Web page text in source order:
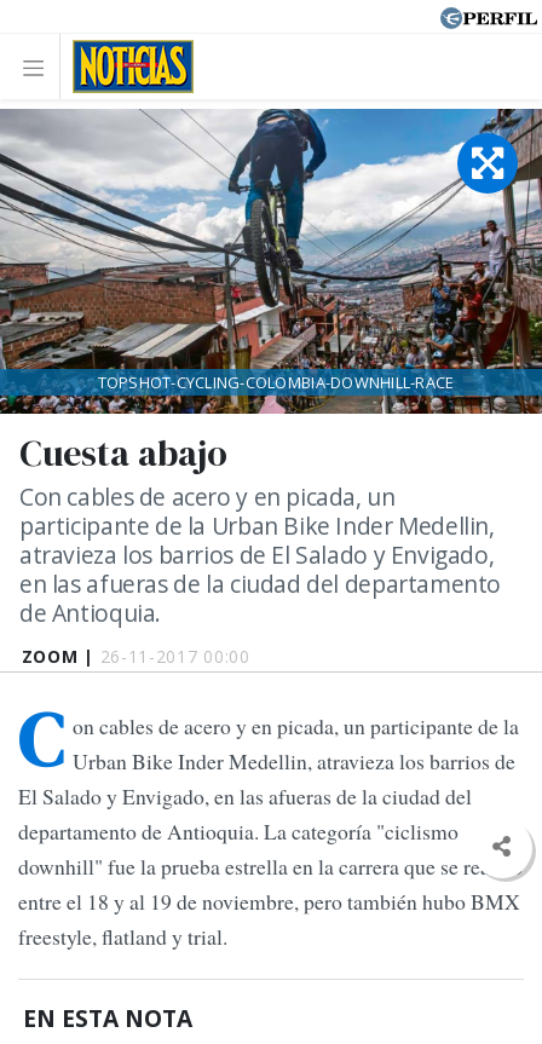
ZOOM | 26-11-2017 00:00
Cuesta abajo
Con cables de acero y en picada, un
participante de la Urban Bike Inder Medellin,
atravieza los barrios de El Salado y Envigado,
en las afueras de la ciudad del departamento
de Antioquia.
TOPSHOT-CYCLING-COLOMBIA-DOWNHILL-RACE
C on cables de acero y en picada, un participante de la
Urban Bike Inder Medellin, atravieza los barrios de
El Salado y Envigado, en las afueras de la ciudad del
departamento de Antioquia. La categoría "ciclismo
downhill" fue la prueba estrella en la carrera que se realizó
entre el 18 y al 19 de noviembre, pero también hubo BMX
freestyle, flatland y trial.
EN ESTA NOTA